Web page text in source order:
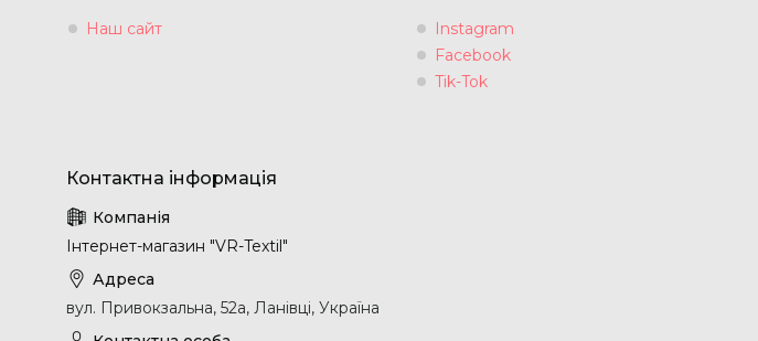
Наш сайт
Instagram
Facebook
Tik-Tok
Інтернет-магазин "VR-Textil"
вул. Привокзальна, 52а, Ланівці, Україна